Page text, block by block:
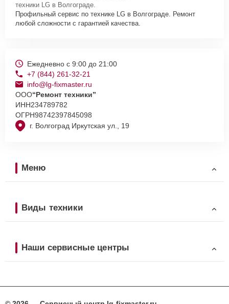
техники LG в Волгограде.
Профильный сервис по технике LG в Волгограде. Ремонт
любой сложности с гарантией качества.
г. Волгоград Иркутская ул., 19
Ежедневно с 9:00 до 21:00
+7 (844) 261-32-21
info@lg-fixmaster.ru
ООО“Ремонт техники”
ИНН234789782
ОГРН98742397845098
Меню
Виды техники
Наши сервисные центры